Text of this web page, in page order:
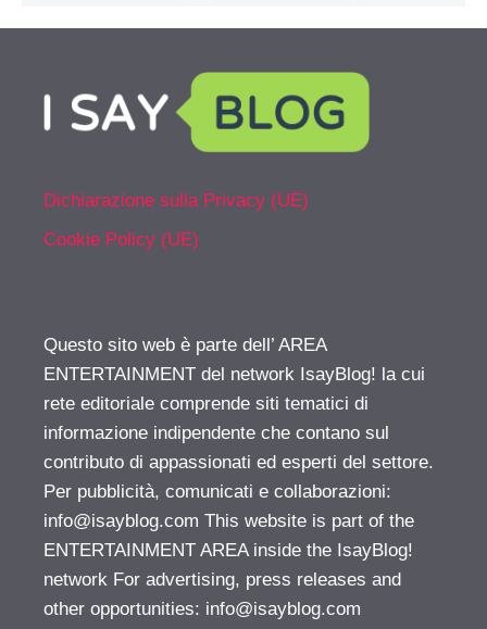
Dichiarazione sulla Privacy (UE)
Cookie Policy (UE)
Questo sito web è parte dell’ AREA
ENTERTAINMENT del network IsayBlog! la cui
rete editoriale comprende siti tematici di
informazione indipendente che contano sul
contributo di appassionati ed esperti del settore.
Per pubblicità, comunicati e collaborazioni:
info@isayblog.com This website is part of the
ENTERTAINMENT AREA inside the IsayBlog!
network For advertising, press releases and
other opportunities: info@isayblog.com